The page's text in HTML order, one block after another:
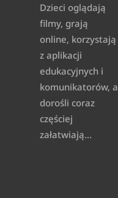
Dzieci oglądają
filmy, grają
online, korzystają
z aplikacji
edukacyjnych i
komunikatorów, a
dorośli coraz
częściej
załatwiają...